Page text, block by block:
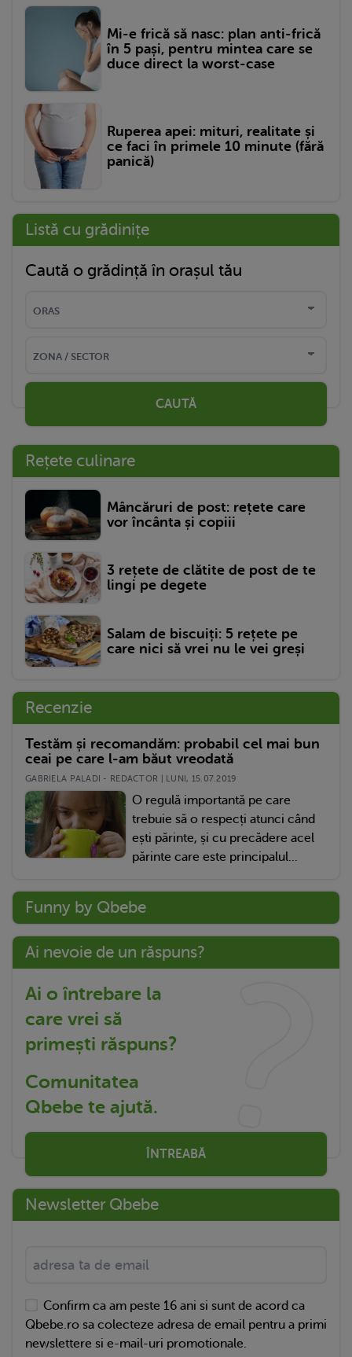
Mi-e frică să nasc: plan anti-frică
în 5 pași, pentru mintea care se
duce direct la worst-case
Ruperea apei: mituri, realitate și
ce faci în primele 10 minute (fără
panică)
Listă cu grădinițe
Caută o grădință în orașul tău
CAUTĂ
Rețete culinare
Mâncăruri de post: rețete care
vor încânta și copiii
3 rețete de clătite de post de te
lingi pe degete
Salam de biscuiți: 5 rețete pe
care nici să vrei nu le vei greși
Recenzie
Testăm și recomandăm: probabil cel mai bun
ceai pe care l-am băut vreodată
GABRIELA PALADI - REDACTOR | LUNI, 15.07.2019
O regulă importantă pe care
trebuie să o respecți atunci când
ești părinte, și cu precădere acel
părinte care este principalul...
Funny by Qbebe
Ai nevoie de un răspuns?
Ai o întrebare la
care vrei să
primești răspuns?
Comunitatea
Qbebe te ajută.
ÎNTREABĂ
Newsletter Qbebe
Confirm ca am peste 16 ani si sunt de acord ca
Qbebe.ro sa colecteze adresa de email pentru a primi
newslettere si e-mail-uri promotionale.